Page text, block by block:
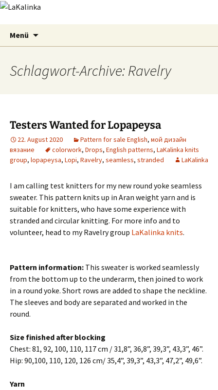
LaKalinka
Menü
Schlagwort-Archive: Ravelry
Testers Wanted for Lopapeysa
22. August 2020 Pattern for sale English, мой дизайн
вязание
colorwork, Drops, English patterns, LaKalinka knits
group, lopapeysa, Lopi, Ravelry, seamless, stranded LaKalinka
I am calling test knitters for my new round yoke seamless
sweater. This pattern knits up in Aran weight yarn and is
suitable for knitters, who have some experience with
stranded and circular knitting. For more info and to
volunteer, head to my Ravelry group LaKalinka knits.
Pattern information: This sweater is worked seamlessly
from the bottom up to the underarm, then joined to work
in a round yoke. Short rows are added to shape the neckline.
The sleeves and body are separated and worked in the
round.
Size finished after blocking
Chest: 81, 92, 100, 110, 117 cm / 31,8”, 36,8”, 39,3”, 43,3”, 46”.
Hip: 90,100, 110, 120, 126 cm/ 35,4”, 39,3”, 43,3”, 47,2”, 49,6”.
Yarn